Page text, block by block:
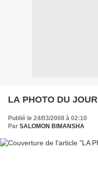
LA PHOTO DU JOUR
Publié le 24/03/2008 à 02:10
Par SALOMON BIMANSHA